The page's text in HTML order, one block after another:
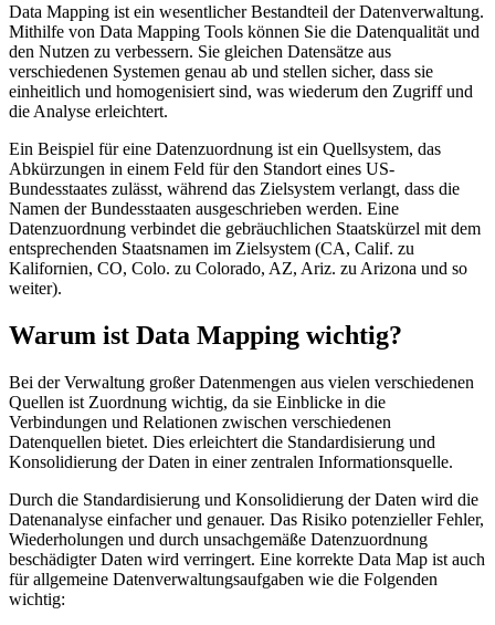
Data Mapping ist ein wesentlicher Bestandteil der Datenverwaltung.
Mithilfe von Data Mapping Tools können Sie die Datenqualität und
den Nutzen zu verbessern. Sie gleichen Datensätze aus
verschiedenen Systemen genau ab und stellen sicher, dass sie
einheitlich und homogenisiert sind, was wiederum den Zugriff und
die Analyse erleichtert.
Ein Beispiel für eine Datenzuordnung ist ein Quellsystem, das
Abkürzungen in einem Feld für den Standort eines US-
Bundesstaates zulässt, während das Zielsystem verlangt, dass die
Namen der Bundesstaaten ausgeschrieben werden. Eine
Datenzuordnung verbindet die gebräuchlichen Staatskürzel mit dem
entsprechenden Staatsnamen im Zielsystem (CA, Calif. zu
Kalifornien, CO, Colo. zu Colorado, AZ, Ariz. zu Arizona und so
weiter).
Warum ist Data Mapping wichtig?
Bei der Verwaltung großer Datenmengen aus vielen verschiedenen
Quellen ist Zuordnung wichtig, da sie Einblicke in die
Verbindungen und Relationen zwischen verschiedenen
Datenquellen bietet. Dies erleichtert die Standardisierung und
Konsolidierung der Daten in einer zentralen Informationsquelle.
Durch die Standardisierung und Konsolidierung der Daten wird die
Datenanalyse einfacher und genauer. Das Risiko potenzieller Fehler,
Wiederholungen und durch unsachgemäße Datenzuordnung
beschädigter Daten wird verringert. Eine korrekte Data Map ist auch
für allgemeine Datenverwaltungsaufgaben wie die Folgenden
wichtig: